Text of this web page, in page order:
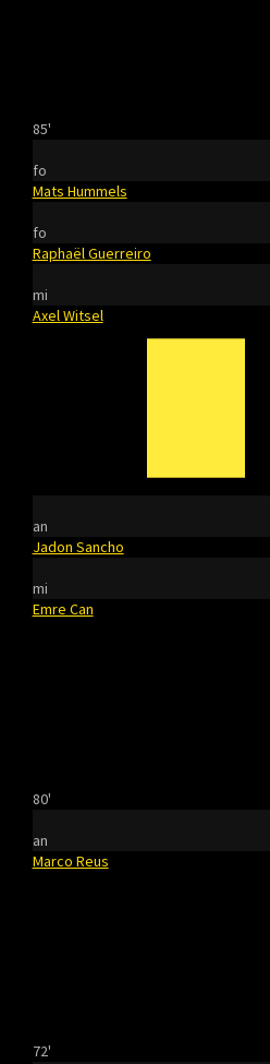
85'
fo
Mats Hummels
fo
Raphaël Guerreiro
mi
Axel Witsel
an
Jadon Sancho
mi
Emre Can
80'
an
Marco Reus
72'